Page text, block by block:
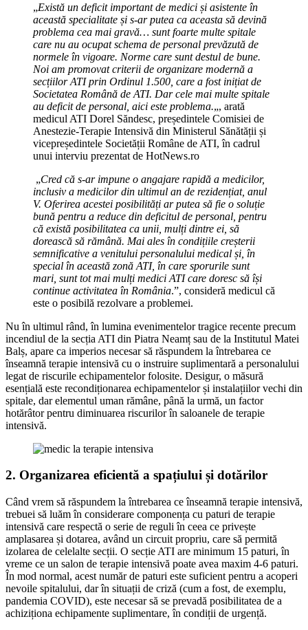
„Există un deficit important de medici și asistente în
această specialitate și s-ar putea ca aceasta să devină
problema cea mai gravă… sunt foarte multe spitale
care nu au ocupat schema de personal prevăzută de
normele în vigoare. Norme care sunt destul de bune.
Noi am promovat criterii de organizare modernă a
secțiilor ATI prin Ordinul 1.500, care a fost inițiat de
Societatea Română de ATI. Dar cele mai multe spitale
au deficit de personal, aici este problema.„, arată
medicul ATI Dorel Săndesc, președintele Comisiei de
Anestezie-Terapie Intensivă din Ministerul Sănătății și
vicepreședintele Societății Române de ATI, în cadrul
unui interviu prezentat de HotNews.ro
„Cred că s-ar impune o angajare rapidă a medicilor,
inclusiv a medicilor din ultimul an de rezidențiat, anul
V. Oferirea acestei posibilități ar putea să fie o soluție
bună pentru a reduce din deficitul de personal, pentru
că există posibilitatea ca unii, mulți dintre ei, să
dorească să rămână. Mai ales în condițiile creșterii
semnificative a venitului personalului medical și, în
special în această zonă ATI, în care sporurile sunt
mari, sunt tot mai mulți medici ATI care doresc să își
continue activitatea în România.”, consideră medicul că
este o posibilă rezolvare a problemei.
Nu în ultimul rând, în lumina evenimentelor tragice recente precum
incendiul de la secția ATI din Piatra Neamț sau de la Institutul Matei
Balș, apare ca imperios necesar să răspundem la întrebarea ce
înseamnă terapie intensivă cu o instruire suplimentară a personalului
legat de riscurile echipamentelor folosite. Desigur, o măsură
esențială este recondiționarea echipamentelor și instalațiilor vechi din
spitale, dar elementul uman rămâne, până la urmă, un factor
hotărâtor pentru diminuarea riscurilor în saloanele de terapie
intensivă.
2. Organizarea eficientă a spațiului și dotărilor
Când vrem să răspundem la întrebarea ce înseamnă terapie intensivă,
trebuei să luăm în considerare componența cu paturi de terapie
intensivă care respectă o serie de reguli în ceea ce privește
amplasarea și dotarea, având un circuit propriu, care să permită
izolarea de celelalte secții. O secție ATI are minimum 15 paturi, în
vreme ce un salon de terapie intensivă poate avea maxim 4-6 paturi.
În mod normal, acest număr de paturi este suficient pentru a acoperi
nevoile spitalului, dar în situații de criză (cum a fost, de exemplu,
pandemia COVID), este necesar să se prevadă posibilitatea de a
achiziționa echipamente suplimentare, în condiții de urgență.